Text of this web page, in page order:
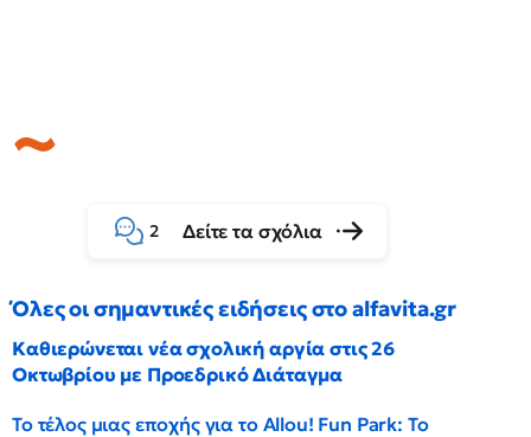
2 Δείτε τα σχόλια
Όλες οι σημαντικές ειδήσεις στο alfavita.gr
Καθιερώνεται νέα σχολική αργία στις 26
Οκτωβρίου με Προεδρικό Διάταγμα
Το τέλος μιας εποχής για το Allou! Fun Park: Το